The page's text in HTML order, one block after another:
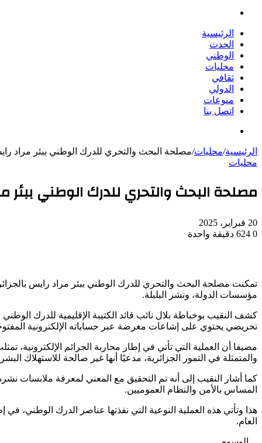
الرئيسية
الحدث
الوطني
محليات
ثقافي
الدولي
منوعات
اتصل بنا
الرئيسية/محليات/مصلحة البحث والتحري للدرك الوطني ببئر مراد
محليات
مصلحة البحث والتحري للدرك الوطني
20 فبراير، 2025
0
دقيقة واحدة
تمكنت مصلحة البحث والتحري للدرك الوطني ببئر مراد رايس
مؤسسات الدولة، ونشر البلبلة.
كشف النقيب بوخباطة بلال نائب قائد الكتيبة الإقليمية للدرك
تحريضي يحتوي على إشاعات مغرضة عبر حساباته الإلكترونية
مضيفا أن العملية التي تأتي في إطار محاربة الجرائم
والمتمثلة في التمور الجزائرية، مدعيًا أنها غير صالحة للاستهلاك
كما أشار النقيب إلى أنه تم التحقيق مع المعني لمعرفة ملابسات
المساس بالأمن والنظام العموميين.
هذا وتأتي هذه العملية النوعية التي نفذتها عناصر الدرك
العام.